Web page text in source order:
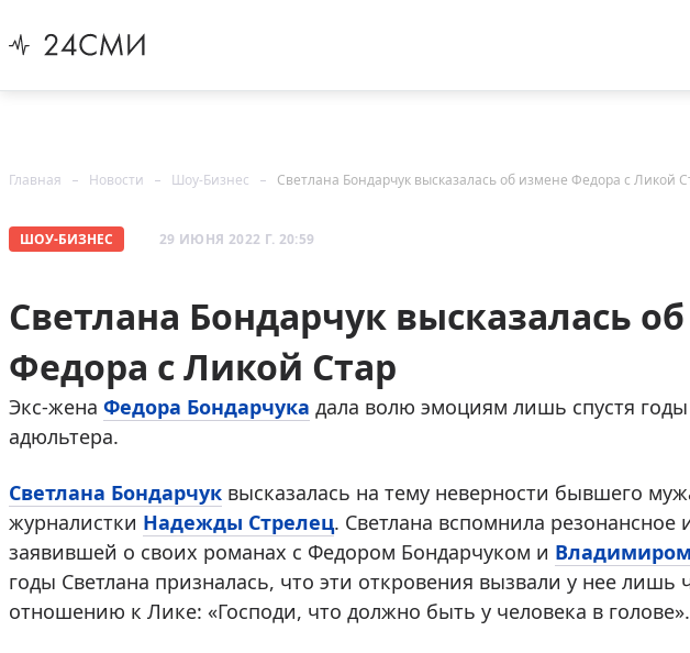
Главная Новости Шоу-Бизнес Светлана Бондарчук высказалась об измене Федора с Ликой
ШОУ-БИЗНЕС 29 ИЮНЯ 2022 Г. 20:59
Светлана Бондарчук высказалась
Федора с Ликой Стар
Экс-жена Федора Бондарчука дала волю эмоциям лишь спустя
адюльтера.
Светлана Бондарчук высказалась на тему неверности бывшего
журналистки Надежды Стрелец. Светлана вспомнила резонансное
заявившей о своих романах с Федором Бондарчуком и
годы Светлана призналась, что эти откровения вызвали у нее лишь
отношению к Лике: «Господи, что должно быть у человека в голове».